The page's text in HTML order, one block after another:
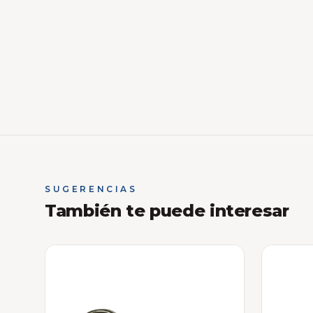
SUGERENCIAS
También te puede interesar